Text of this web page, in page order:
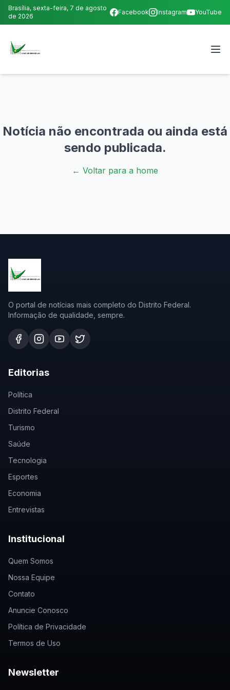
Brasília, sexta-feira, 7 de agosto
de 2026
Facebook Instagram YouTube
Notícia não encontrada ou ainda está
sendo publicada.
← Voltar para a home
O portal de notícias mais completo do Distrito Federal.
Informação de qualidade, sempre.
Editorias
Política
Distrito Federal
Turismo
Saúde
Tecnologia
Esportes
Economia
Entrevistas
Institucional
Quem Somos
Nossa Equipe
Contato
Anuncie Conosco
Política de Privacidade
Termos de Uso
Newsletter